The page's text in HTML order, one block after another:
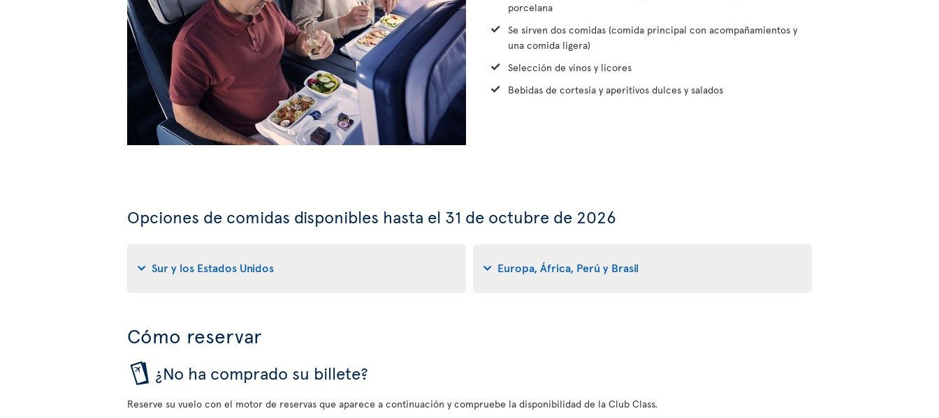
porcelana
Se sirven dos comidas (comida principal con acompañamientos y
una comida ligera)
Selección de vinos y licores
Bebidas de cortesía y aperitivos dulces y salados
Opciones de comidas disponibles hasta el 31 de octubre de 2026
Sur y los Estados Unidos Europa, África, Perú y Brasil
Cómo reservar
¿No ha comprado su billete?
Reserve su vuelo con el motor de reservas que aparece a continuación y compruebe la disponibilidad de la Club Class.